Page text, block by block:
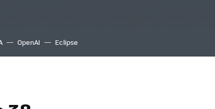
OpenAI Eclipse